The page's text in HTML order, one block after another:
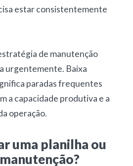
estar consistentemente
de manutenção
urgentemente. Baixa
paradas frequentes
a capacidade produtiva e a
operação.
uma planilha ou